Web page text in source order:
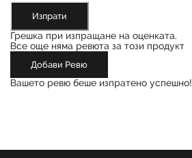
Изпрати
Грешка при изпращане на оценката.
Все още няма ревюта за този продукт
Добави Ревю
Вашето ревю беше изпратено успешно!